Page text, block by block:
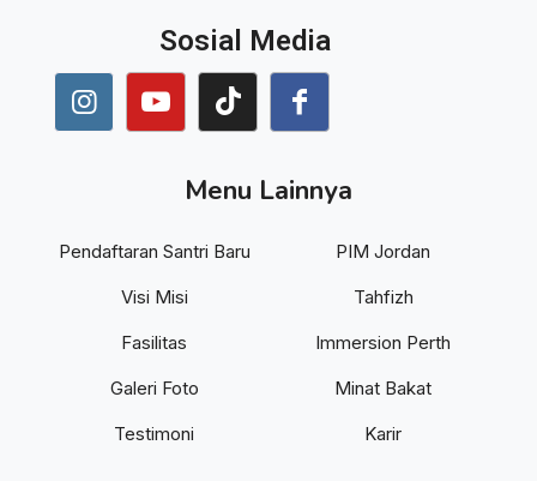
Sosial Media
Menu Lainnya
Pendaftaran Santri Baru
Visi Misi
Fasilitas
Galeri Foto
Testimoni
PIM Jordan
Tahfizh
Immersion Perth
Minat Bakat
Karir